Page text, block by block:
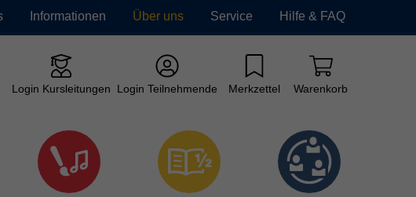
Informationen Über uns Service Hilfe & FAQ
Login Kursleitungen Login Teilnehmende Merkzettel Warenkorb